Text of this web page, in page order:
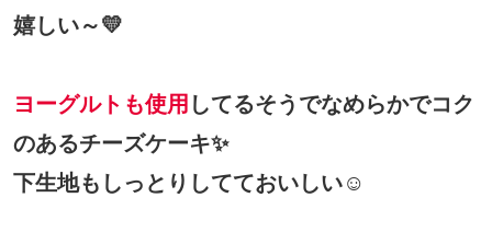
嬉しい～💛
ヨーグルトも使用 してるそうでなめらかでコク
のあるチーズケーキ✨
下生地もしっとりしてておいしい☺